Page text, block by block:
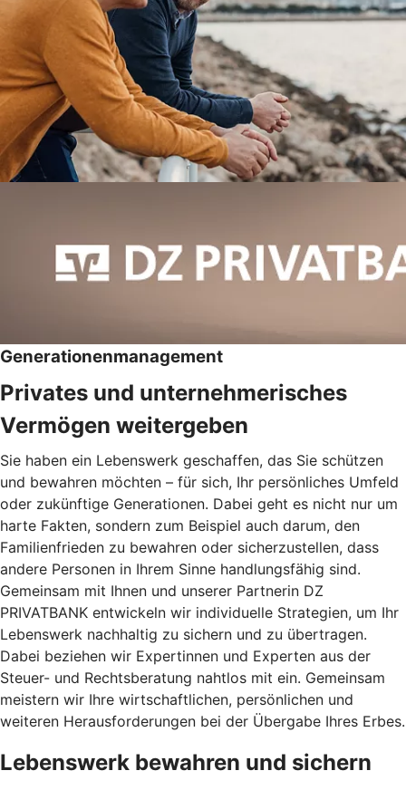
Generationenmanagement
Privates und unternehmerisches
Vermögen weitergeben
Sie haben ein Lebenswerk geschaffen, das Sie schützen
und bewahren möchten – für sich, Ihr persönliches Umfeld
oder zukünftige Generationen. Dabei geht es nicht nur um
harte Fakten, sondern zum Beispiel auch darum, den
Familienfrieden zu bewahren oder sicherzustellen, dass
andere Personen in Ihrem Sinne handlungsfähig sind.
Gemeinsam mit Ihnen und unserer Partnerin DZ
PRIVATBANK entwickeln wir individuelle Strategien, um Ihr
Lebenswerk nachhaltig zu sichern und zu übertragen.
Dabei beziehen wir Expertinnen und Experten aus der
Steuer- und Rechtsberatung nahtlos mit ein. Gemeinsam
meistern wir Ihre wirtschaftlichen, persönlichen und
weiteren Herausforderungen bei der Übergabe Ihres Erbes.
Lebenswerk bewahren und sichern